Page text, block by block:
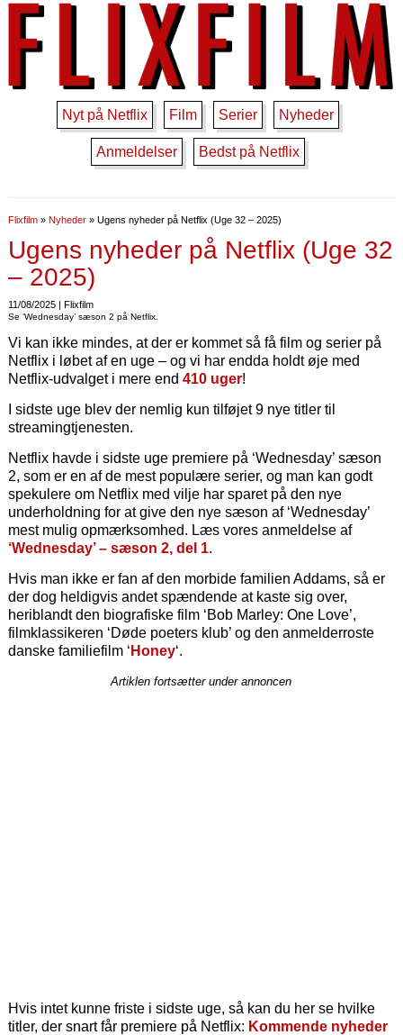
Nyt på Netflix Film Serier Nyheder
Anmeldelser Bedst på Netflix
Flixfilm » Nyheder »Ugens nyheder på Netflix (Uge 32 – 2025)
Ugens nyheder på Netflix (Uge 32
– 2025)
11/08/2025 | Flixfilm
Se ‘Wednesday’ sæson 2 på Netflix.
Vi kan ikke mindes, at der er kommet så få film og serier på
Netflix i løbet af en uge – og vi har endda holdt øje med
Netflix-udvalget i mere end 410 uger!
I sidste uge blev der nemlig kun tilføjet 9 nye titler til
streamingtjenesten.
Netflix havde i sidste uge premiere på ‘Wednesday’ sæson
2, som er en af de mest populære serier, og man kan godt
spekulere om Netflix med vilje har sparet på den nye
underholdning for at give den nye sæson af ‘Wednesday’
mest mulig opmærksomhed. Læs vores anmeldelse af
‘Wednesday’ – sæson 2, del 1.
Hvis man ikke er fan af den morbide familien Addams, så er
der dog heldigvis andet spændende at kaste sig over,
heriblandt den biografiske film ‘Bob Marley: One Love’,
filmklassikeren ‘Døde poeters klub’ og den anmelderroste
danske familiefilm ‘ Honey‘.
Artiklen fortsætter under annoncen
Hvis intet kunne friste i sidste uge, så kan du her se hvilke
titler, der snart får premiere på Netflix: Kommende nyheder